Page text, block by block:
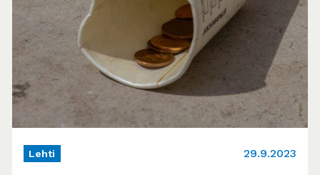
Lehti 29.9.2023